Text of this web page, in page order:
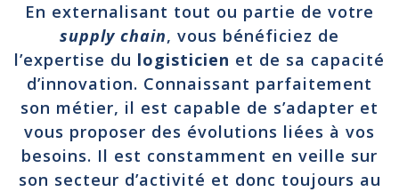
En externalisant tout ou partie de votre
supply chain, vous bénéficiez de
l’expertise du logisticien et de sa capacité
d’innovation. Connaissant parfaitement
son métier, il est capable de s’adapter et
vous proposer des évolutions liées à vos
besoins. Il est constamment en veille sur
son secteur d’activité et donc toujours au